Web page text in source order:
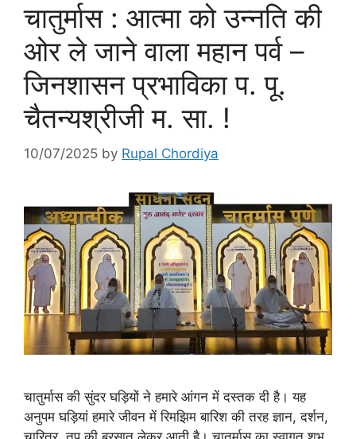
चातुर्मास : आत्मा को उन्नति की
ओर ले जाने वाला महान पर्व –
जिनशासन प्रभाविका प. पू.
चैतन्यश्रीजी म. सा. !
10/07/2025 by Rupal Chordiya
चातुर्मास की सुंदर घड़ियों ने हमारे आंगन में दस्तक दी है। यह
अनुपम घड़ियां हमारे जीवन में रिमझिम बारिश की तरह ज्ञान, दर्शन,